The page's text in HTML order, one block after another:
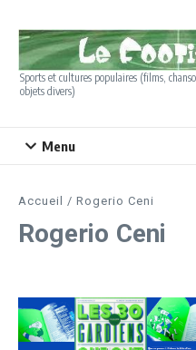
Sports et cultures populaires (films,
objets divers)
Menu
Accueil / Rogerio Ceni
Rogerio Ceni